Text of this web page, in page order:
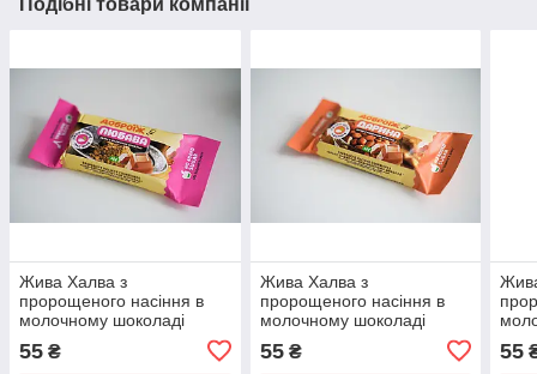
Подібні товари компанії
Жива Халва з
пророщеного насіння в
молочному шоколаді
55 ₴
Жива Халва з
пророщеного насіння в
молочному шоколаді
55₴
г
55